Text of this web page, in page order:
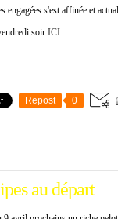
engagées s'est affinée et
soir ICI.
Repost 0
au départ